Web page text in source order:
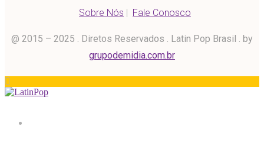
Sobre Nós | Fale Conosco
@ 2015 – 2025 . Diretos Reservados . Latin Pop Brasil . by
grupodemidia.com.br